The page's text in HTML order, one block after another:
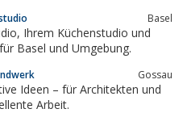
Basel
und
Basel und Umgebung.
Gossau
Ideen – für Architekten und
exzellente Arbeit.